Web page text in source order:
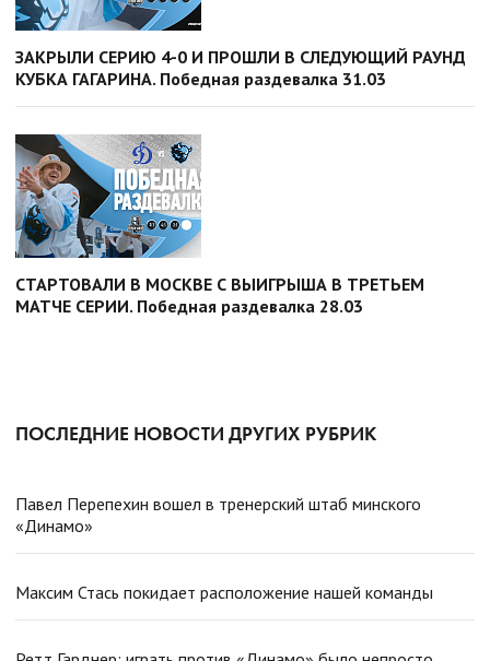
ЗАКРЫЛИ СЕРИЮ 4-0 И ПРОШЛИ В СЛЕДУЮЩИЙ РАУНД
КУБКА ГАГАРИНА. Победная раздевалка 31.03
СТАРТОВАЛИ В МОСКВЕ С ВЫИГРЫША В ТРЕТЬЕМ
МАТЧЕ СЕРИИ. Победная раздевалка 28.03
ПОСЛЕДНИЕ НОВОСТИ ДРУГИХ РУБРИК
Павел Перепехин вошел в тренерский штаб минского
«Динамо»
Максим Стась покидает расположение нашей команды